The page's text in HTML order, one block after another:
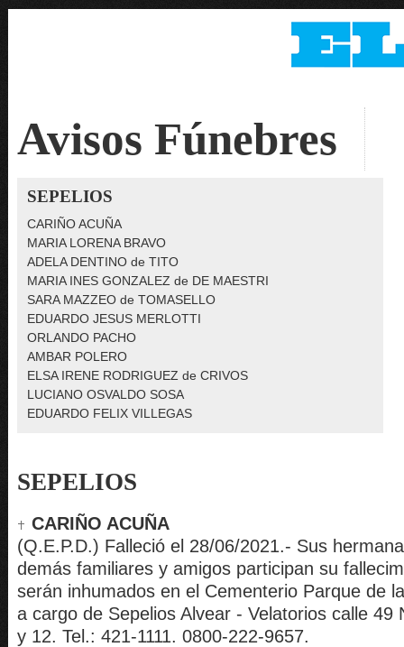
Avisos Fúnebres
SEPELIOS
CARIÑO ACUÑA
MARIA LORENA BRAVO
ADELA DENTINO de TITO
MARIA INES GONZALEZ de DE MAESTRI
SARA MAZZEO de TOMASELLO
EDUARDO JESUS MERLOTTI
ORLANDO PACHO
AMBAR POLERO
ELSA IRENE RODRIGUEZ de CRIVOS
LUCIANO OSVALDO SOSA
EDUARDO FELIX VILLEGAS
SEPELIOS
CARIÑO ACUÑA
(Q.E.P.D.) Falleció el 28/06/2021.- Sus
demás familiares y amigos participan su
serán inhumados en el Cementerio Parque de
a cargo de Sepelios Alvear - Velatorios calle 49
y 12. Tel.: 421-1111. 0800-222-9657.